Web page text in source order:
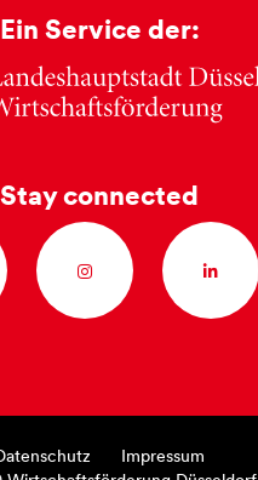
Ein Service der:
Stay connected
Impressum